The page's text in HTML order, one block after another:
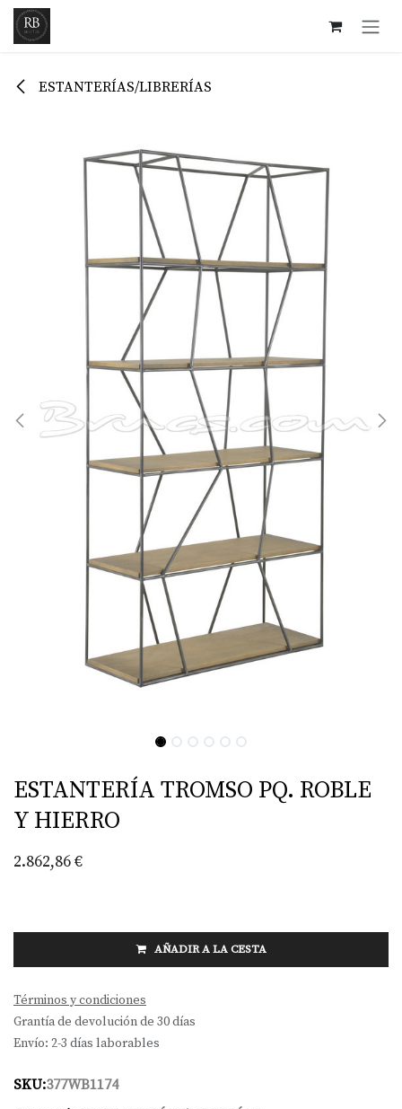
Ir al contenido
ESTANTERÍAS/LIBRERÍAS
ESTANTERÍA TROMSO PQ. ROBLE
Y HIERRO
2.862,86€
AÑADIR A LA CESTA
Términos y condiciones
Grantía de devolución de 30 días
Envío: 2-3 días laborables
SKU:377WB1174